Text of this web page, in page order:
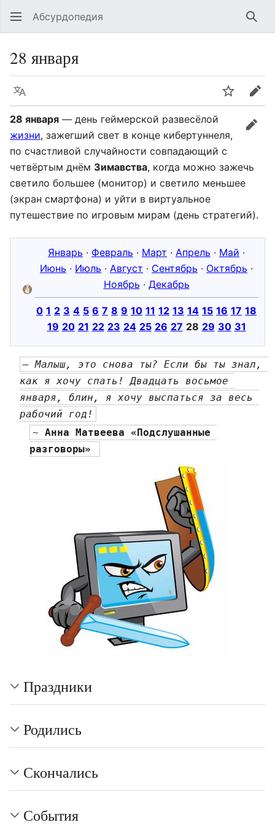
Абсурдопедия
28 января
Язык
28 января — день геймерской развесёлой
жизни, зажегший свет в конце кибертуннеля,
по счастливой случайности совпадающий с
четвёртым днём Зимавства, когда можно зажечь
светило большее (монитор) и светило меньшее
(экран смартфона) и уйти в виртуальное
путешествие по игровым мирам (день стратегий).
Январь · Февраль · Март · Апрель · Май ·
Июнь · Июль · Август · Сентябрь · Октябрь ·
Ноябрь · Декабрь
0 1 2 3 4 5 6 7 8 9 10 11 12 13 14 15 16 17 18
19 20 21 22 23 24 25 26 27 28 29 30 31
— Малыш, это снова ты? Если бы ты знал,
как я хочу спать! Двадцать восьмое
января, блин, я хочу выспаться за весь
рабочий год!
~ Анна Матвеева «Подслушанные
разговоры»
Праздники
Родились
Скончались
События